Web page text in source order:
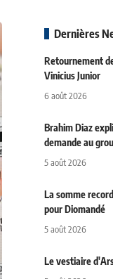
Dernières
Retournement
Vinicius Junior
6 août 2026
Brahim Diaz
demande au
5 août 2026
La somme
pour Diomandé
5 août 2026
Le vestiaire